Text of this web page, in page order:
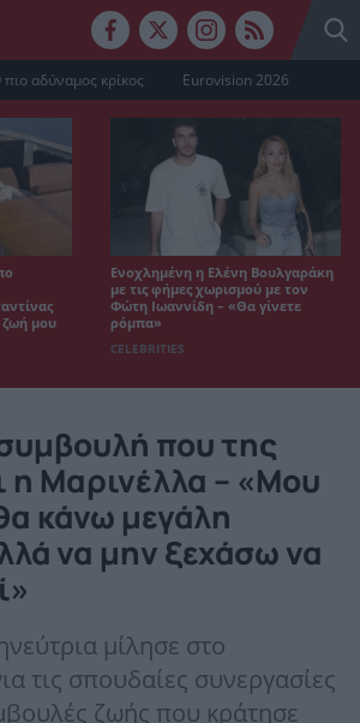
πιο αδύναμος κρίκος Eurovision 2026
ζωή μου
Ενοχλημένη η Ελένη Βουλγαράκη
με τις φήμες χωρισμού με τον
Φώτη Ιωαννίδη – «Θα γίνετε
ρόμπα»
CELEBRITIES
που της
η Μαρινέλλα – «Μου
κάνω μεγάλη
να μην ξεχάσω να
μίλησε στο
τις σπουδαίες συνεργασίες
ζωής που κράτησε